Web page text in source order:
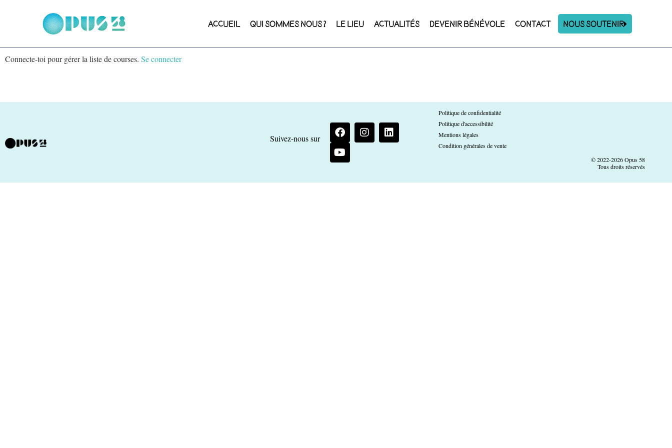
ACCUEIL QUI SOMMES NOUS ? LE LIEU ACTUALITÉS DEVENIR BÉNÉVOLE CONTACT Nous Soutenir
Connecte-toi pour gérer la liste de courses. Se connecter
Suivez-nous sur
Politique de confidentialité
Politique d'accessibilité
Mentions légales
Condition générales de vente
© 2022-2026 Opus 58
Tous droits réservés